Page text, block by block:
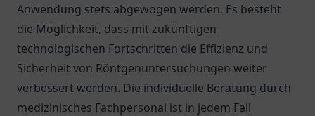
Anwendung stets abgewogen werden. Es besteht
die Möglichkeit, dass mit zukünftigen
technologischen Fortschritten die Effizienz und
Sicherheit von Röntgenuntersuchungen weiter
verbessert werden. Die individuelle Beratung durch
medizinisches Fachpersonal ist in jedem Fall